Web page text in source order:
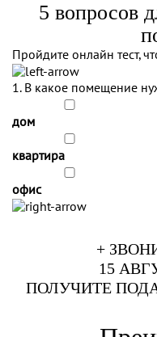
5 вопросов
Пройдите онлайн тест,
1. В какое помещение
дом
квартира
офис
+
15
ПОЛУЧИТЕ